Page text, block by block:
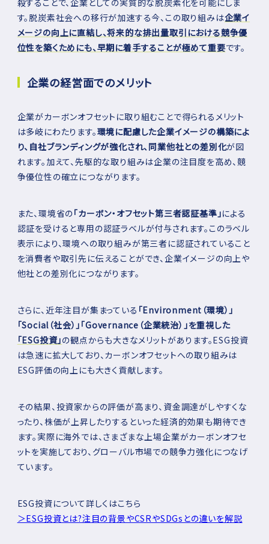
す。脱炭素社会への移行が加速する今、この取り組みは企業イ
メージの向上に直結し、将来的な排出量取引における競争優
位性を築くためにも、早期に着手することが極めて重要です。
企業の経営面でのメリット
企業がカーボンオフセットに取り組むことで得られるメリット
は多岐にわたります。環境に配慮した企業イメージの構築によ
り、自社ブランディングが強化され、同業他社との差別化が図
れます。加えて、先駆的な取り組みは企業の注目度を高め、競
争優位性の確立につながります。
また、環境省の「カーボン・オフセット第三者認証基準」による
認証を受けると専用の認証ラベルが付与されます。このラベル
表示により、環境への取り組みが第三者に認証されていること
を消費者や取引先に伝えることができ、企業イメージの向上や
他社との差別化につながります。
さらに、近年注目が集まっている 「Environment（環境）」
「Social（社会）」「Governance（企業統治）」を重視した
「ESG投資」の観点からも大きなメリットがあります。ESG投資
は急速に拡大しており、カーボンオフセットへの取り組みは
ESG評価の向上にも大きく貢献します。
その結果、投資家からの評価が高まり、資金調達がしやすくな
ったり、株価が上昇したりするといった経済的効果も期待でき
ます。実際に海外では、さまざまな上場企業がカーボンオフセ
ットを実施しており、グローバル市場での競争力強化につなげ
ています。
ESG投資について詳しくはこちら
＞ESG投資とは?注目の背景やCSRやSDGsとの違いを解説